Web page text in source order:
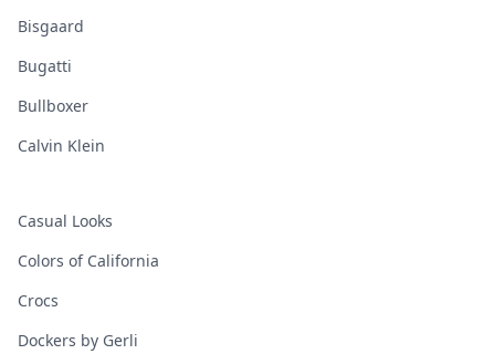
Bisgaard
Bugatti
Bullboxer
Calvin Klein
Casual Looks
Colors of California
Crocs
Dockers by Gerli